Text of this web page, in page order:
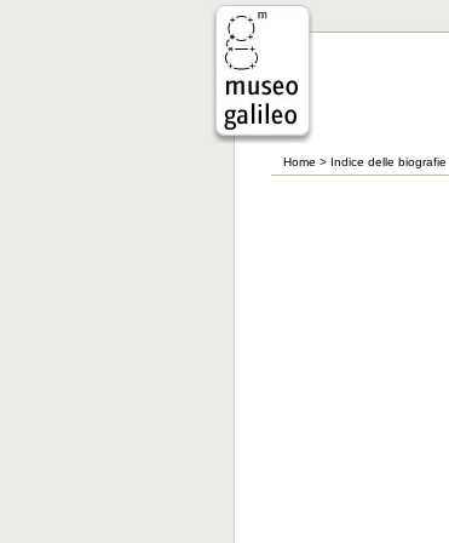
Home > Indice delle biografie